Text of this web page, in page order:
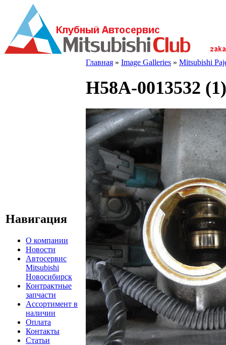
Навигация
О компании
Новости
Автосервис
Mitsubishi
Новосибирск
Контрактные
запчасти
Ассортимент в
наличии
Оплата
Контакты
Статьи
Главная » Image Galleries » Mitsubishi
H58A-0013532 (1)